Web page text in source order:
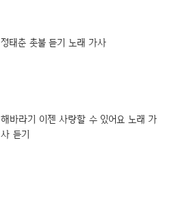
정태춘 촛불 듣기 노래 가사
해바라기 이젠 사랑할 수 있어요 노래 가
사 듣기